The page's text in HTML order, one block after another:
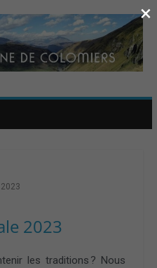
2023
2023
les traditions ? Nous
×